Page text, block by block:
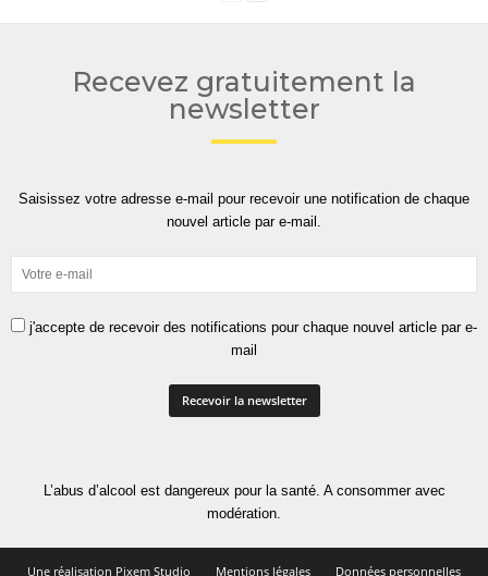
Recevez gratuitement la
newsletter
Saisissez votre adresse e-mail pour recevoir une notification de chaque
nouvel article par e-mail.
j'accepte de recevoir des notifications pour chaque nouvel article par e-
mail
L’abus d’alcool est dangereux pour la santé. A consommer avec
modération.
Une réalisation Pixem Studio Mentions légales Données personnelles